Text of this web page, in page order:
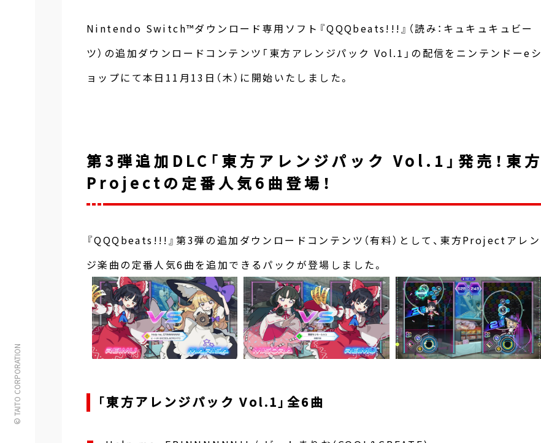
© TAITO CORPORATION
Nintendo Switch™ダウンロード専用ソフト『QQQbeats!!!』（読み：キュキュキュビー
ツ）の追加ダウンロードコンテンツ「東方アレンジパック Vol.1」の配信をニンテンドーeシ
ョップにて本日11月13日（木）に開始いたしました。
第3弾追加DLC「東方アレンジパック Vol.1」発売！東方
Projectの定番人気6曲登場！
『QQQbeats!!!』第3弾の追加ダウンロードコンテンツ（有料）として、東方Projectアレン
ジ楽曲の定番人気6曲を追加できるパックが登場しました。
「東方アレンジパック Vol.1」全6曲